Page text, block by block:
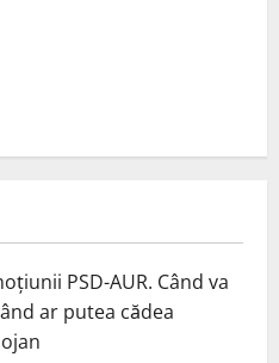
PSD-AUR. Când va
ar putea cădea